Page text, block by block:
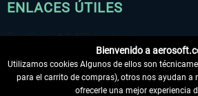
ENLACES ÚTILES
Bienvenido a
Utilizamos cookies Algunos de ellos son
para el carrito de compras), otros nos ayudan a
ofrecerle una mejor experiencia